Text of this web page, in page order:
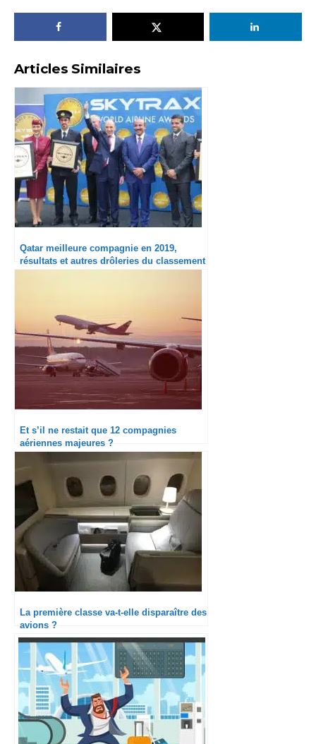
Articles Similaires
Qatar meilleure compagnie en 2019,
résultats et autres drôleries du classement
Et s’il ne restait que 12 compagnies
aériennes majeures ?
La première classe va-t-elle disparaître des
avions ?